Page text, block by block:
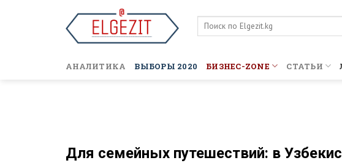
АНАЛИТИКА ВЫБОРЫ 2020 БИЗНЕС-ZONE СТАТЬИ
Для семейных путешествий: в